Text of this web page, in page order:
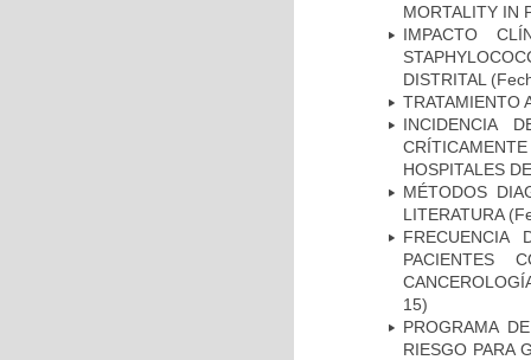
MORTALITY IN
IMPACTO
DISTRITAL
TRATAMIENTO
INCIDENCIA
HOSPITALES
MÉTODOS
LITERATURA
FRECUENCIA
PACIENTES
15)
PROGRAMA
RIESGO PARA